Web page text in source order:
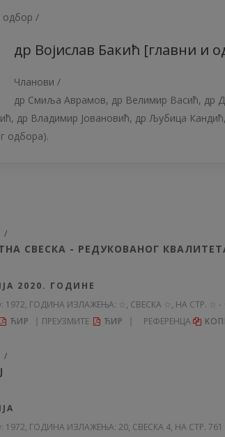
одбор /
др Војислав Бакић [главни и
Чланови /
др Смиља Аврамов, др Велимир Васић, др
др Владимир Јовановић, др Љубица
одбора).
/
СВЕСКА - РЕДУКОВАНОГ
2020. ГОДИНЕ
1972, ГОДИНА ИЗЛАЖЕЊА: ☆ , СВЕСКА ☆, НА СТР. ☆
ЋИР ПРЕУЗМИТЕ ЋИР РЕФЕРЕНЦА
/
1972, ГОДИНА ИЗЛАЖЕЊА: 20, СВЕСКА 4, НА СТР.